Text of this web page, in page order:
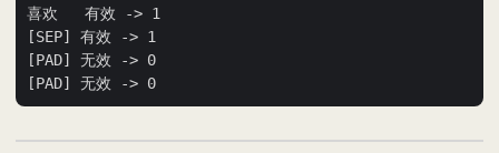
喜欢   有效 -> 1
[SEP] 有效 -> 1
[PAD] 无效 -> 0